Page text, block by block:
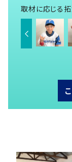
取材に応じる